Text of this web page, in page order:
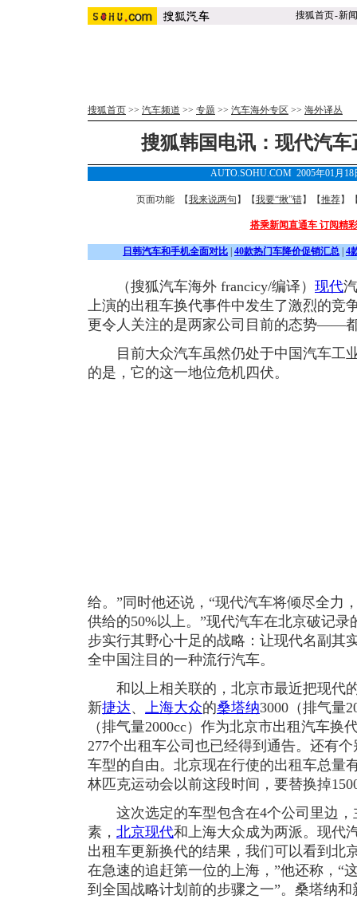
搜狐首页-新闻
搜狐首页 >> 汽车频道 >> 专题 >> 汽车海外专区 >> 海外译丛
搜狐韩国电讯：现代汽
AUTO.SOHU.COM 2005年01月
页面功能 【我来说两句 】【我要“揪”错】【推荐】
搭乘新闻直通车 订阅精
日韩汽车和手机全面对比 40款热门车降价促销汇总 4
（搜狐汽车海外 francicy/编译） 现代
上演的出租车换代事件中发生了激烈的竞
更令人关注的是两家公司目前的态势——
目前大众汽车虽然仍处于中国汽车工业
的是，它的这一地位危机四伏。
给。”同时他还说，“现代汽车将倾尽全力
供给的50%以上。”现代汽车在北京破记
步实行其野心十足的战略：让现代名副其
全中国注目的一种流行汽车。
和以上相关联的，北京市最近把现代
新捷达、 上海大众的桑塔纳3000（排气量
（排气量2000cc）作为北京市出租汽车
277个出租车公司也已经得到通告。还有
车型的自由。北京现在行使的出租车总量
林匹克运动会以前这段时间，要替换掉
这次选定的车型包含在4个公司里边，
素， 北京现代和上海大众成为两派。现代
出租车更新换代的结果，我们可以看到北
在急速的追赶第一位的上海，”他还称，“
到全国战略计划前的步骤之一”。桑塔纳